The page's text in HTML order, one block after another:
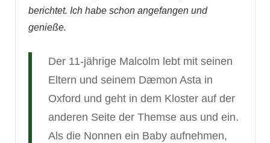
berichtet. Ich habe schon angefangen und
genieße.
Der 11-jährige Malcolm lebt mit seinen
Eltern und seinem Dæmon Asta in
Oxford und geht in dem Kloster auf der
anderen Seite der Themse aus und ein.
Als die Nonnen ein Baby aufnehmen,